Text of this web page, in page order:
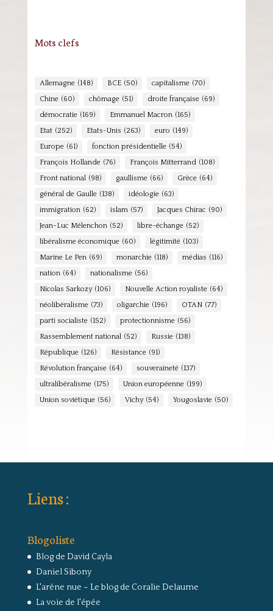
Mots clefs
Allemagne (148) BCE (50) capitalisme (70)
Chine (60) chômage (51) droite française (69)
démocratie (169) Emmanuel Macron (165)
Etat (252) Etats-Unis (263) euro (149)
Europe (61) fonction présidentielle (54)
François Hollande (76) François Mitterrand (108)
Front national (98) gaullisme (66) Grèce (64)
général de Gaulle (138) idéologie (63)
immigration (62) islam (57) Jacques Chirac (90)
Jean-Luc Mélenchon (52) libre-échange (52)
libéralisme économique (60) légitimité (103)
Marine Le Pen (69) monarchie (118) médias (116)
nation (64) nationalisme (56)
Nicolas Sarkozy (106) Nouvelle Action royaliste (64)
néolibéralisme (73) oligarchie (196) OTAN (77)
parti socialiste (152) protectionnisme (56)
Rassemblement national (52) Russie (138)
République (126) Résistance (91)
Révolution française (64) souveraineté (137)
ultralibéralisme (175) Union européenne (199)
Union soviétique (56) Vichy (54) Yougoslavie (50)
Liens :
Blogoliste
Blog de David Cayla
Daniel Sibony
L'arêne nue – Le blog de Coralie Delaume
La voie de l'épée